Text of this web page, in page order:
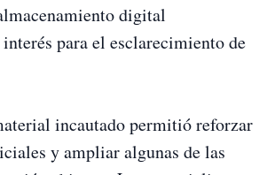
digital
para el esclarecimiento de
incautado permitió reforzar
y ampliar algunas de las